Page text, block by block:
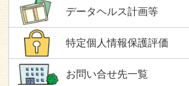
データヘルス計画等
特定個人情報保護評価
お問い合せ先一覧